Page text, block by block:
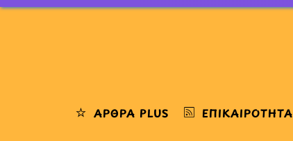
Skip
ΆΡΘΡΑ PLUS ΕΠΙΚΑΙΡΌΤΗΤΑ